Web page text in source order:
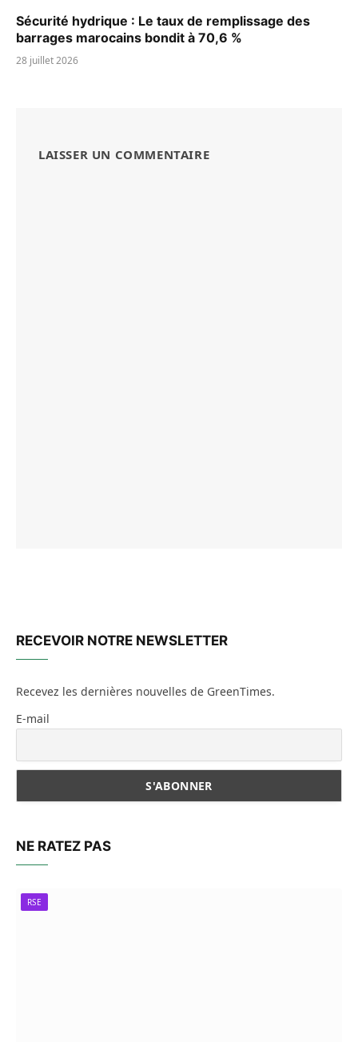
Sécurité hydrique : Le taux de remplissage des
barrages marocains bondit à 70,6 %
28 juillet 2026
LAISSER UN COMMENTAIRE
RECEVOIR NOTRE NEWSLETTER
Recevez les dernières nouvelles de GreenTimes.
E-mail
NE RATEZ PAS
RSE